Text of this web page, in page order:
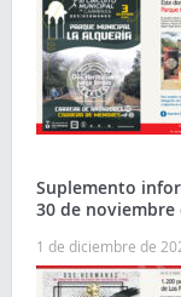
Suplemento
30 de noviembre
1 de diciembre de